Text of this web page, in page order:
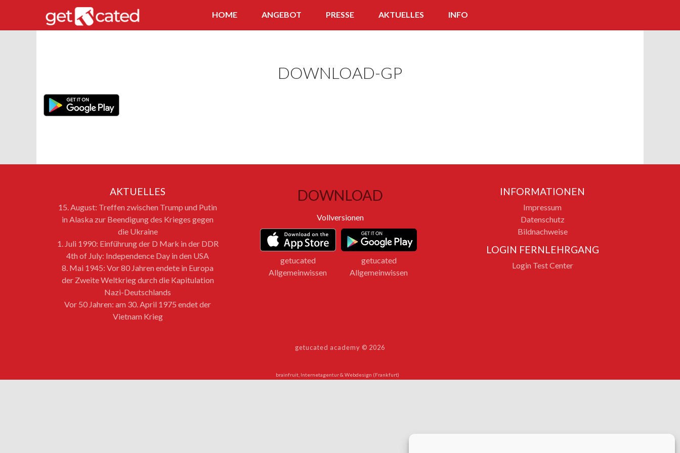
HOME ANGEBOT
FERNLEHRGANG
PRESSE AKTUELLES INFO
DOWNLOAD-GP
AKTUELLES
15. August: Treffen zwischen Trump und Putin
in Alaska zur Beendigung des Krieges gegen
die Ukraine
1. Juli 1990: Einführung der D Mark in der DDR
4th of July: Independence Day in den USA
8. Mai 1945: Vor 80 Jahren endete in Europa
der Zweite Weltkrieg durch die Kapitulation
Nazi-Deutschlands
Vor 50 Jahren: am 30. April 1975 endet der
Vietnam Krieg
DOWNLOAD
Vollversionen
getucated
Allgemeinwissen
getucated
Allgemeinwissen
INFORMATIONEN
Impressum
Datenschutz
Bildnachweise
LOGIN FERNLEHRGANG
Login Test Center
getucated academy © 2026
brainfruit, Internetagentur & Webdesign (Frankfurt)